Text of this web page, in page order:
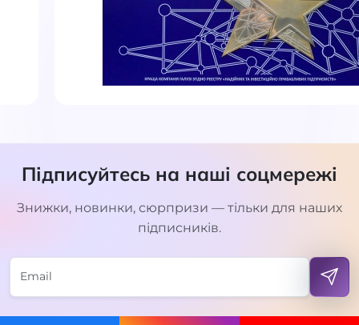
Підписуйтесь на наші соцмережі
Знижки, новинки, сюрпризи — тільки для наших
підписників.